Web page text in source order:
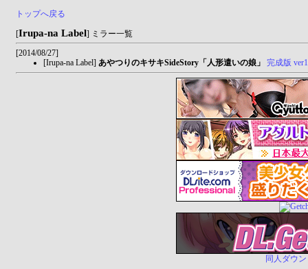
トップへ戻る
[Irupa-na Label] ミラー一覧
[2014/08/27]
[Irupa-na Label] あやつりのキサキSideStory「人形遣いの娘」 完成版
同人ダウ